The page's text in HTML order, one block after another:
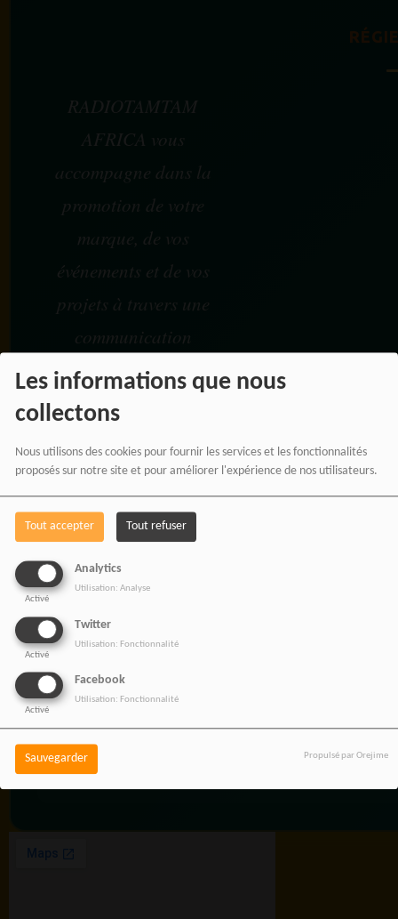
Les informations que nous
collectons
Nous utilisons des cookies pour fournir les services et les fonctionnalités
proposés sur notre site et pour améliorer l'expérience de nos utilisateurs.
Tout accepter Tout refuser
Analytics
Activé
Utilisation: Analyse
Twitter
Activé
Utilisation: Fonctionnalité
Facebook
Activé
Utilisation: Fonctionnalité
Sauvegarder Propulsé par Orejime
RADIOTAMTAM
AFRICA vous
accompagne dans la
promotion de votre
marque, de vos
événements et de vos
projets à travers une
communication
moderne, panafricaine et
digitale.
NOS OFFRES
Rejoignez une équipe engagée
pour une information libre,
AFRICA — LA PAROLE
EST UNE FORCE